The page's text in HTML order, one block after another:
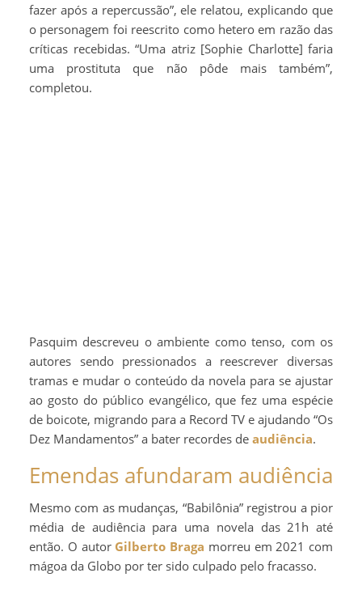
fazer após a repercussão”, ele relatou, explicando que
o personagem foi reescrito como hetero em razão das
críticas recebidas. “Uma atriz [Sophie Charlotte] faria
uma prostituta que não pôde mais também”,
completou.
Pasquim descreveu o ambiente como tenso, com os
autores sendo pressionados a reescrever diversas
tramas e mudar o conteúdo da novela para se ajustar
ao gosto do público evangélico, que fez uma espécie
de boicote, migrando para a Record TV e ajudando “Os
Dez Mandamentos” a bater recordes de audiência.
Emendas afundaram audiência
Mesmo com as mudanças, “Babilônia” registrou a pior
média de audiência para uma novela das 21h até
então. O autor Gilberto Braga morreu em 2021 com
mágoa da Globo por ter sido culpado pelo fracasso.